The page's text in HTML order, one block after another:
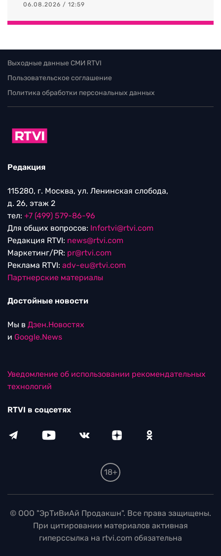
06.08.2026 / 12:59
Выходные данные СМИ RTVI
Пользовательское соглашение
Политика обработки персональных данных
Редакция
115280, г. Москва, ул. Ленинская слобода,
д. 26, этаж 2
тел: +7 (499) 579-86-96
Для общих вопросов: Infortvi@rtvi.com
Редакция RTVI: news@rtvi.com
Маркетинг/PR: pr@rtvi.com
Реклама RTVI: adv-eu@rtvi.com
Партнерские материалы
Достойные новости
Мы в Дзен.Новостях
и Google.News
Уведомление об использовании рекомендательных
технологий
RTVI в соцсетях
18+
© ООО "ЭрТиВиАй Продакшн". Все права защищены.
При цитировании материалов активная
гиперссылка на rtvi.com обязательна